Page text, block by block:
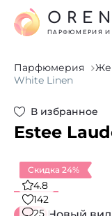
ПАРФЮМЕРИЯ И
Парфюмерия
White Linen
В избранное
Estee
Скидка 24%
4.8
142
25